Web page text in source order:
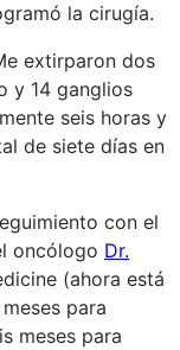
la cirugía.
extirparon dos
y 14 ganglios
seis horas y
de siete días en
con el
oncólogo Dr.
(ahora está
para
meses para